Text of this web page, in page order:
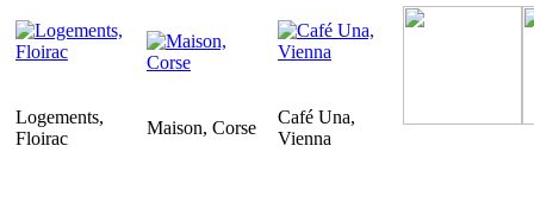
Logements,
Floirac
Maison, Corse
Café Una,
Vienna